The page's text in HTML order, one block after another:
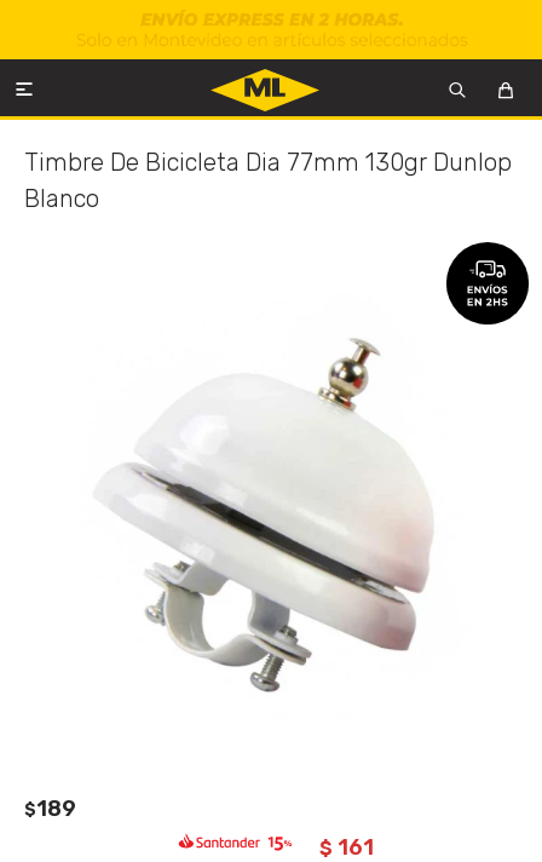

Timbre De Bicicleta Dia 77mm 130gr Dunlop
Blanco
$189
$ 161